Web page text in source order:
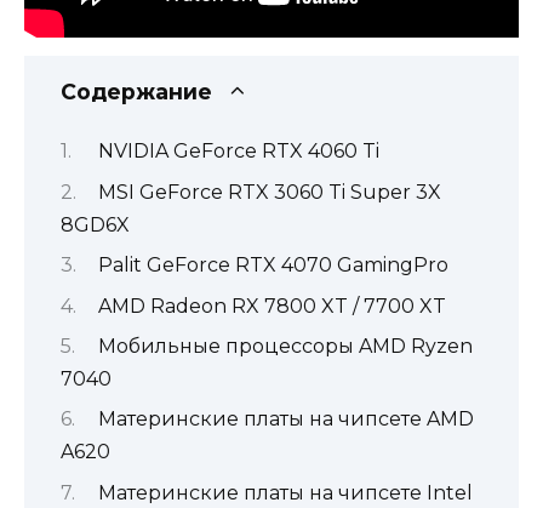
Содержание
NVIDIA GeForce RTX 4060 Ti
MSI GeForce RTX 3060 Ti Super 3X
8GD6X
Palit GeForce RTX 4070 GamingPro
AMD Radeon RX 7800 XT / 7700 XT
Мобильные процессоры AMD Ryzen
7040
Материнские платы на чипсете AMD
A620
Материнские платы на чипсете Intel